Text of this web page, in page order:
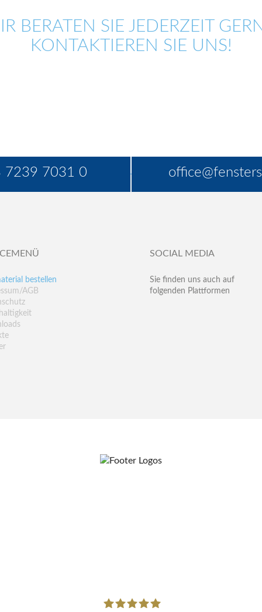
BERATEN SIE JEDERZEIT
KONTAKTIEREN SIE UNS!
7239 7031 0
bestellen
AGB
SOCIAL MEDIA
Sie finden uns auch auf
folgenden Plattformen